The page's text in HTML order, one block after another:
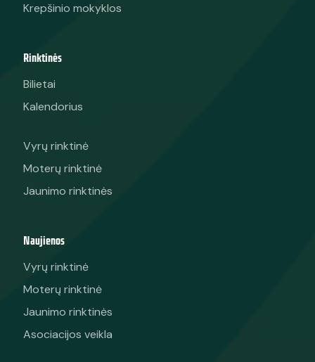
Krepšinio mokyklos
Rinktinės
Bilietai
Kalendorius
Vyrų rinktinė
Moterų rinktinė
Jaunimo rinktinės
Naujienos
Vyrų rinktinė
Moterų rinktinė
Jaunimo rinktinės
Asociacijos veikla